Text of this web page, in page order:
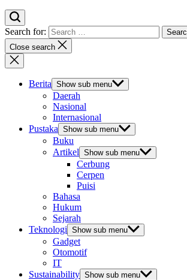
Search for:
Close search
Berita Show sub menu
Daerah
Nasional
Internasional
Pustaka Show sub menu
Buku
Artikel Show sub menu
Cerbung
Cerpen
Puisi
Bahasa
Hukum
Sejarah
Teknologi Show sub menu
Gadget
Otomotif
IT
Sustainability Show sub menu